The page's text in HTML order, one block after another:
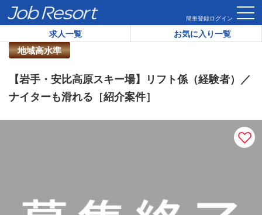
簡単登録ログイン
求人一覧 お気に入り一覧
HOME 求人一覧 【岩手・安比高原スキー場】リフト係（経
地域高水準
リゾートバイト求人番号：
【岩手・安比高原スキー場】リフト係（経験者）／
ナイターも滑れる［紹介案件］